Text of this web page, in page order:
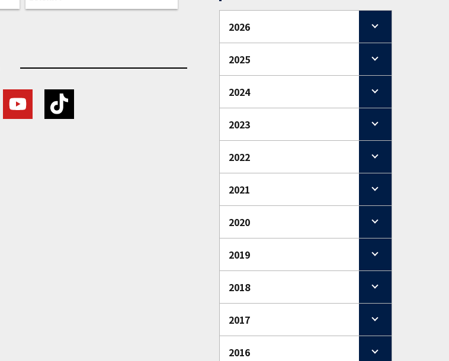
2026
2025
2024
2023
2022
2021
2020
2019
2018
2017
2016